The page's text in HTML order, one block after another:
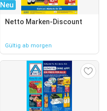
Neu
Netto Marken-Discount
Gültig ab morgen